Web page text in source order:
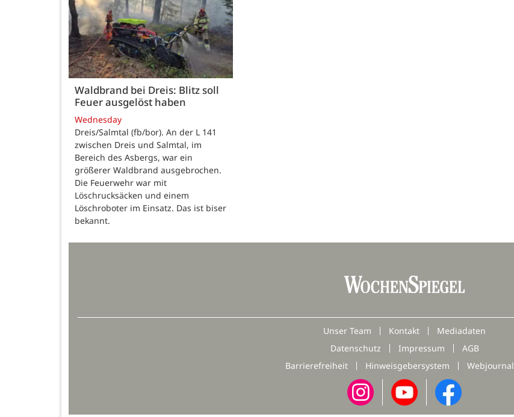
Waldbrand bei Dreis: Blitz soll
Feuer ausgelöst haben
Wednesday
Dreis/Salmtal (fb/bor). An der L 141
zwischen Dreis und Salmtal, im
Bereich des Asbergs, war ein
größerer Waldbrand ausgebrochen.
Die Feuerwehr war mit
Löschrucksäcken und einem
Löschroboter im Einsatz. Das ist biser
bekannt.
Unser Team Kontakt
Mediadaten
Datenschutz
Impressum
AGB
Barrierefreiheit
Hinweisgebersystem